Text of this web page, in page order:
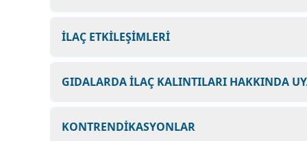
İLAÇ ETKİLEŞİMLERİ
GIDALARDA İLAÇ KALINTILARI HAKKINDA
KONTRENDİKASYONLAR